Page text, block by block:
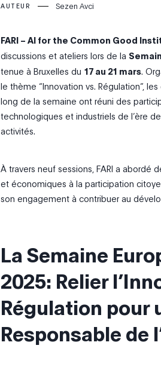
AUTEUR Sezen Avci
FARI – AI for the Common Good
discussions et ateliers lors de la
tenue à Bruxelles du 17 au 21 mars.
le thème “Innovation vs. Régulation”,
long de la semaine ont réuni des
technologiques et industriels de l’ère
activités.
À travers neuf sessions FARI a abordé
et économiques à la participation
son engagement à contribuer au
La Semaine
2025: Relier
Régulation pour
Responsable de